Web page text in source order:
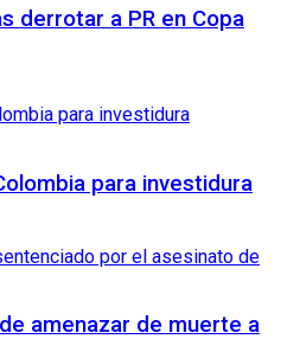
derrotar a PR en Copa
para investidura
amenazar de muerte a